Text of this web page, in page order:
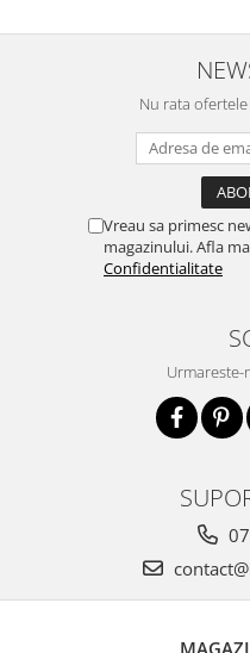
Nu rata
Vreau sa primesc
magazinului. Afla
Confidentialitate
Urmareste-